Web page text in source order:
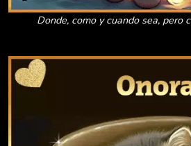
Donde, como y cuando sea, pero